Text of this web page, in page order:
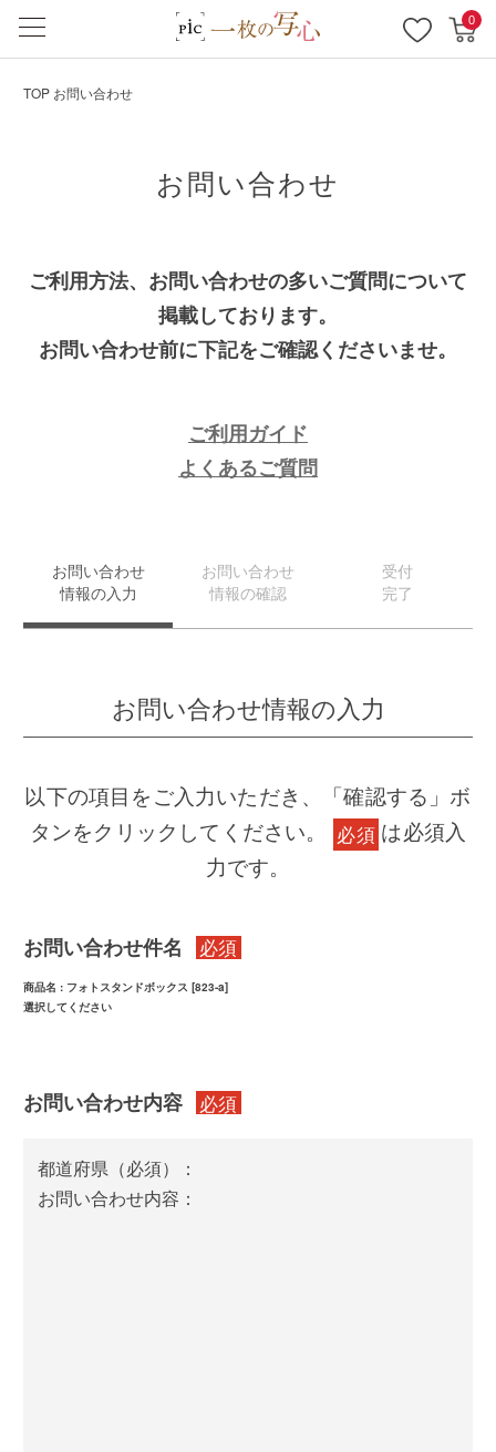
0
TOP お問い合わせ
お問い合わせ
ご利用方法、お問い合わせの多いご質問について
掲載しております。
お問い合わせ前に下記をご確認くださいませ。
ご利用ガイド
よくあるご質問
お問い合わせ
情報の入力
お問い合わせ
情報の確認
受付
完了
お問い合わせ情報の入力
以下の項目をご入力いただき、「確認する」ボ
タンをクリックしてください。
必須 は必須入
力です。
お問い合わせ件名 必須
商品名 : フォトスタンドボックス [823-a]
お問い合わせ内容 必須